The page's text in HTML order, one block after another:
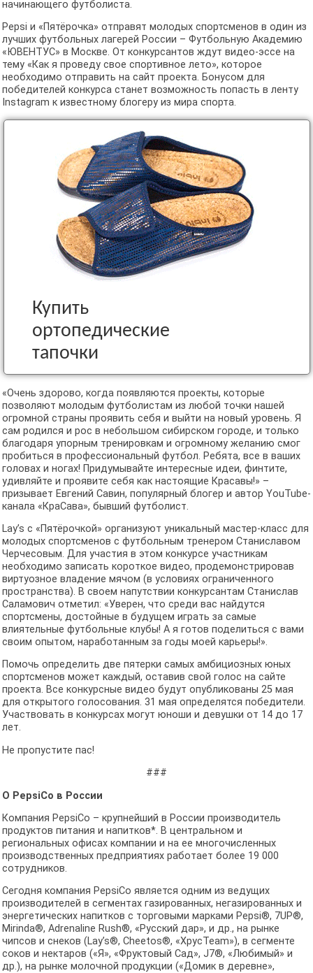
начинающего футболиста.
Pepsi и «Пятёрочка» отправят молодых спортсменов в один из
лучших футбольных лагерей России – Футбольную Академию
«ЮВЕНТУС» в Москве. От конкурсантов ждут видео-эссе на
тему «Как я проведу свое спортивное лето», которое
необходимо отправить на сайт проекта. Бонусом для
победителей конкурса станет возможность попасть в ленту
Instagram к известному блогеру из мира спорта.
Купить
ортопедические
тапочки
«Очень здорово, когда появляются проекты, которые
позволяют молодым футболистам из любой точки нашей
огромной страны проявить себя и выйти на новый уровень. Я
сам родился и рос в небольшом сибирском городе, и только
благодаря упорным тренировкам и огромному желанию смог
пробиться в профессиональный футбол. Ребята, все в ваших
головах и ногах! Придумывайте интересные идеи, финтите,
удивляйте и проявите себя как настоящие Красавы!» –
призывает Евгений Савин, популярный блогер и автор YouTube-
канала «КраСава», бывший футболист.
Lay’s с «Пятёрочкой» организуют уникальный мастер-класс для
молодых спортсменов с футбольным тренером Станиславом
Черчесовым. Для участия в этом конкурсе участникам
необходимо записать короткое видео, продемонстрировав
виртуозное владение мячом (в условиях ограниченного
пространства). В своем напутствии конкурсантам Станислав
Саламович отметил: «Уверен, что среди вас найдутся
спортсмены, достойные в будущем играть за самые
влиятельные футбольные клубы! А я готов поделиться с вами
своим опытом, наработанным за годы моей карьеры!».
Помочь определить две пятерки самых амбициозных юных
спортсменов может каждый, оставив свой голос на сайте
проекта. Все конкурсные видео будут опубликованы 25 мая
для открытого голосования. 31 мая определятся победители.
Участвовать в конкурсах могут юноши и девушки от 14 до 17
лет.
Не пропустите пас!
###
О PepsiCo в России
Компания PepsiCo – крупнейший в России производитель
продуктов питания и напитков*. В центральном и
региональных офисах компании и на ее многочисленных
производственных предприятиях работает более 19 000
сотрудников.
Сегодня компания PepsiCo является одним из ведущих
производителей в сегментах газированных, негазированных и
энергетических напитков с торговыми марками Pepsi®, 7UP®,
Mirinda®, Adrenaline Rush®, «Русский дар», и др., на рынке
чипсов и снеков (Lay’s®, Cheetos®, «ХрусTeam»), в сегменте
соков и нектаров («Я», «Фруктовый Сад», J7®, «Любимый» и
др.), на рынке молочной продукции («Домик в деревне»,